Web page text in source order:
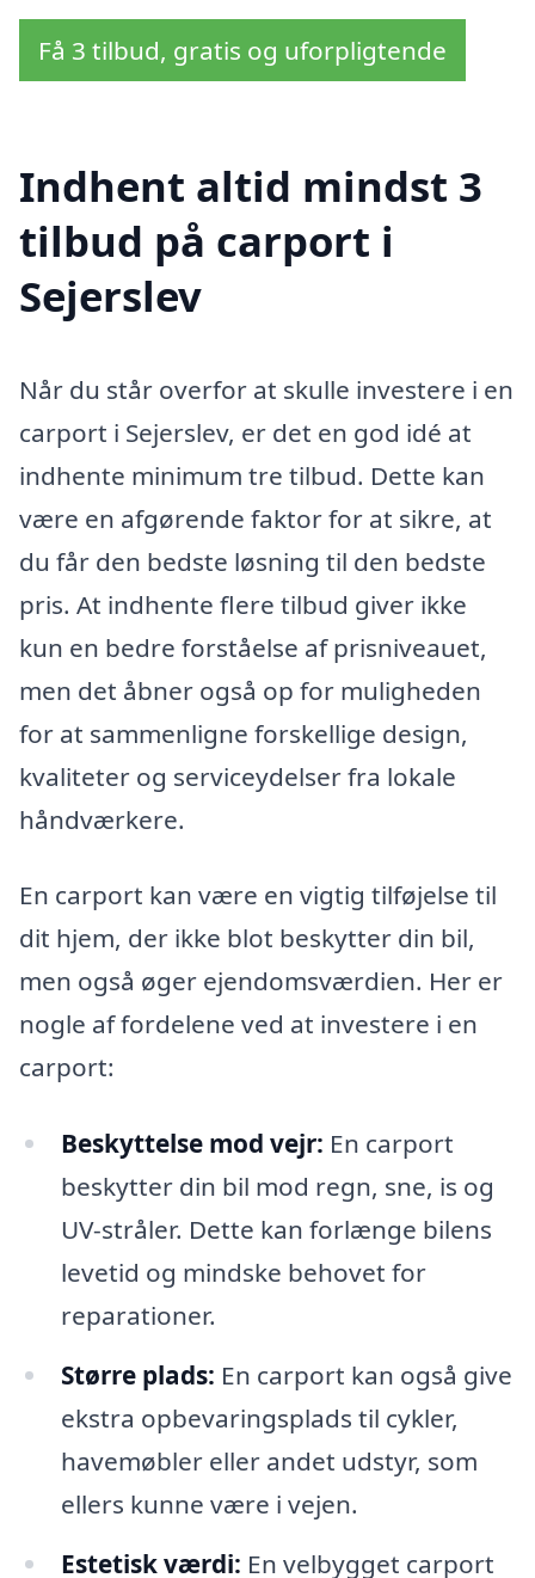
Få 3 tilbud, gratis og uforpligtende
Indhent altid mindst 3
tilbud på carport i
Sejerslev
Når du står overfor at skulle investere i en
carport i Sejerslev, er det en god idé at
indhente minimum tre tilbud. Dette kan
være en afgørende faktor for at sikre, at
du får den bedste løsning til den bedste
pris. At indhente flere tilbud giver ikke
kun en bedre forståelse af prisniveauet,
men det åbner også op for muligheden
for at sammenligne forskellige design,
kvaliteter og serviceydelser fra lokale
håndværkere.
En carport kan være en vigtig tilføjelse til
dit hjem, der ikke blot beskytter din bil,
men også øger ejendomsværdien. Her er
nogle af fordelene ved at investere i en
carport:
Beskyttelse mod vejr: En carport
beskytter din bil mod regn, sne, is og
UV-stråler. Dette kan forlænge bilens
levetid og mindske behovet for
reparationer.
Større plads: En carport kan også give
ekstra opbevaringsplads til cykler,
havemøbler eller andet udstyr, som
ellers kunne være i vejen.
Estetisk værdi: En velbygget carport